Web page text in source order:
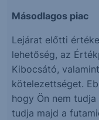
Másodlagos piac
Lejárat előtti
lehetőség, az
Kibocsátó,
kötelezettséget.
hogy Ön nem
tudja majd a